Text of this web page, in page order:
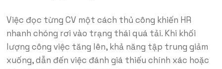
Việc đọc từng CV một cách thủ công khiến HR
nhanh chóng rơi vào trạng thái quá tải. Khi khối
lượng công việc tăng lên, khả năng tập trung giảm
xuống, dẫn đến việc đánh giá thiếu chính xác hoặc